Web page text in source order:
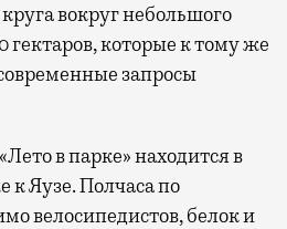
вокруг небольшого
гектаров, которые к тому же
запросы
в парке» находится в
к Яузе. Полчаса по
велосипедистов, белок и